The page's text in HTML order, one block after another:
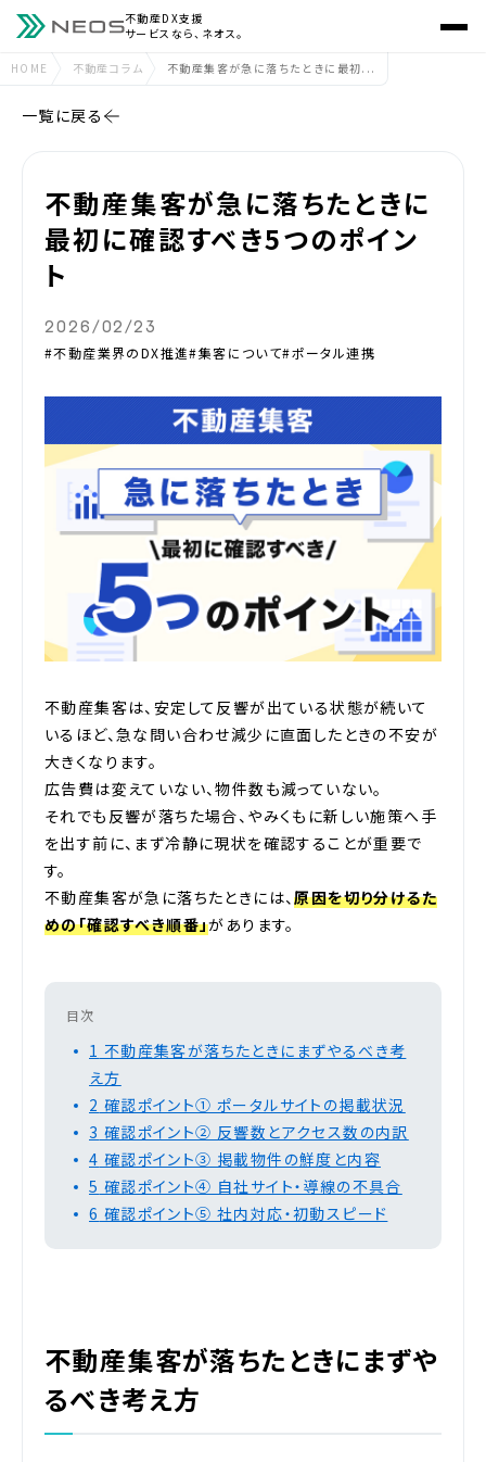
不動産DX支援
サービスなら、ネオス。
HOME 不動産コラム 不動産集客が急に落ちたときに最初...
一覧に戻る
不動産集客が急に落ちたときに
最初に確認すべき5つのポイン
ト
2026/02/23
#不動産業界のDX推進#集客について#ポータル連携
不動産集客は、安定して反響が出ている状態が続いて
いるほど、急な問い合わせ減少に直面したときの不安が
大きくなります。
広告費は変えていない、物件数も減っていない。
それでも反響が落ちた場合、やみくもに新しい施策へ手
を出す前に、まず冷静に現状を確認することが重要で
す。
不動産集客が急に落ちたときには、原因を切り分けるた
めの「確認すべき順番」があります。
目次
1 不動産集客が落ちたときにまずやるべき考
え方
2 確認ポイント① ポータルサイトの掲載状況
3 確認ポイント② 反響数とアクセス数の内訳
4 確認ポイント③ 掲載物件の鮮度と内容
5 確認ポイント④ 自社サイト・導線の不具合
6 確認ポイント⑤ 社内対応・初動スピード
不動産集客が落ちたときにまずや
るべき考え方